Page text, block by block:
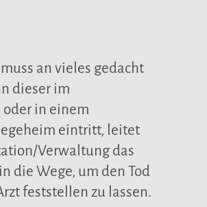
an vieles gedacht
dieser im
oder in einem
eintritt, leitet
Verwaltung das
die Wege, um den Tod
feststellen zu lassen.